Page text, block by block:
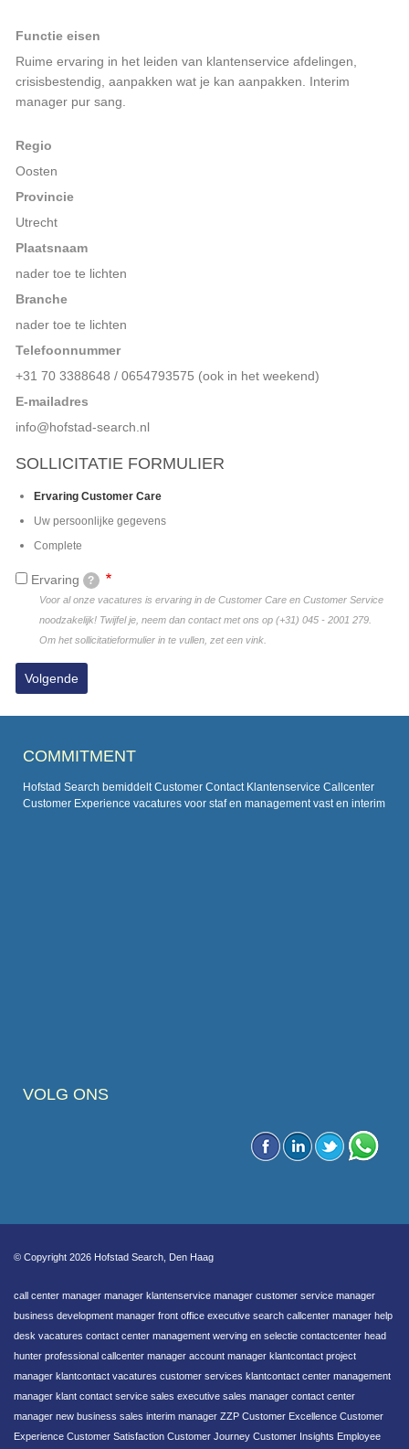
Functie eisen
Ruime ervaring in het leiden van klantenservice afdelingen,
crisisbestendig, aanpakken wat je kan aanpakken. Interim
manager pur sang.
Regio
Oosten
Provincie
Utrecht
Plaatsnaam
nader toe te lichten
Branche
nader toe te lichten
Telefoonnummer
+31 70 3388648 / 0654793575 (ook in het weekend)
E-mailadres
info@hofstad-search.nl
SOLLICITATIE FORMULIER
Huidige
Ervaring Customer Care
Uw persoonlijke gegevens
Complete
Ervaring ?
Voor al onze vacatures is ervaring in de Customer Care en Customer Service
noodzakelijk! Twijfel je, neem dan contact met ons op (+31) 045 - 2001 279.
Om het sollicitatieformulier in te vullen, zet een vink.
COMMITMENT
Hofstad Search bemiddelt Customer Contact Klantenservice Callcenter
Customer Experience vacatures voor staf en management vast en interim
VOLG ONS
© Copyright 2026 Hofstad Search, Den Haag
call center manager manager klantenservice manager customer service manager
business development manager front office executive search callcenter manager help
desk vacatures contact center management werving en selectie contactcenter head
hunter professional callcenter manager account manager klantcontact project
manager klantcontact vacatures customer services klantcontact center management
manager klant contact service sales executive sales manager contact center
manager new business sales interim manager ZZP Customer Excellence Customer
Experience Customer Satisfaction Customer Journey Customer Insights Employee